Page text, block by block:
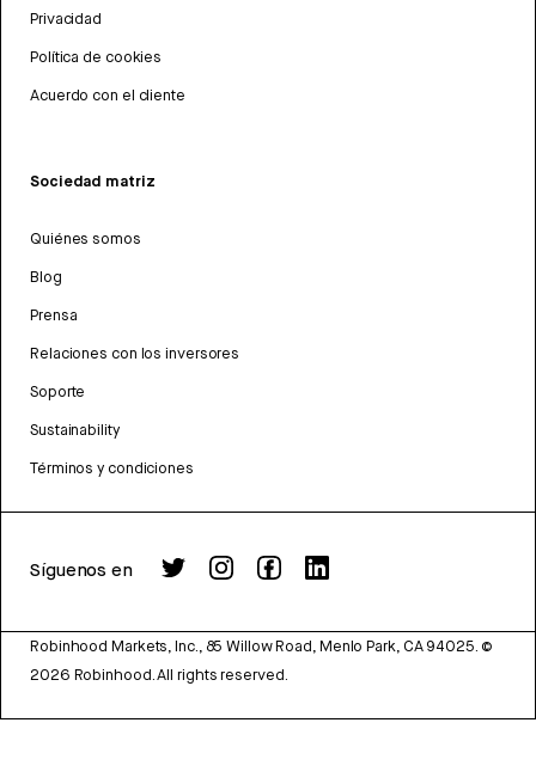
Privacidad
Política de cookies
Acuerdo con el cliente
Sociedad matriz
Quiénes somos
Blog
Prensa
Relaciones con los inversores
Soporte
Sustainability
Términos y condiciones
Síguenos en
Robinhood Markets, Inc., 85 Willow Road, Menlo Park, CA 94025. ©
2026 Robinhood. All rights reserved.